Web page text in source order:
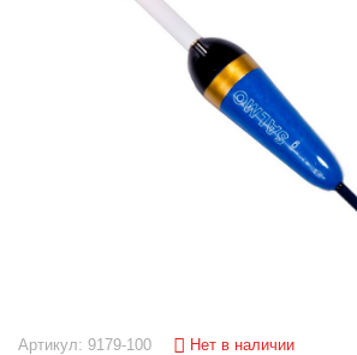
Артикул: 9179-100 Нет в наличии